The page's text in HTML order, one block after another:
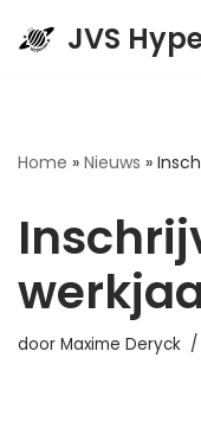
JVS
Home » Nieuws »
door Maxime Deryck